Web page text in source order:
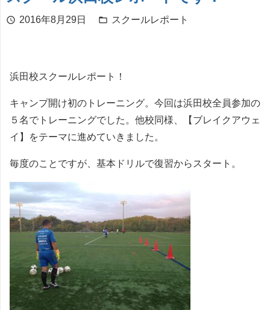
schedule 2016年8月29日 folder_open スクールレポート
浜田校スクールレポート！
キャンプ開け初のトレーニング。今回は浜田校全員参加の
５名でトレーニングでした。他校同様、【ブレイクアウェ
イ】をテーマに進めていきました。
毎度のことですが、基本ドリルで復習からスタート。